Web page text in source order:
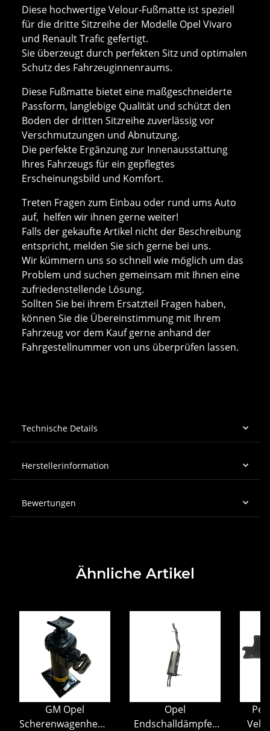
Diese hochwertige Velour-Fußmatte ist speziell
für die dritte Sitzreihe der Modelle Opel Vivaro
und Renault Trafic gefertigt.
Sie überzeugt durch perfekten Sitz und optimalen
Schutz des Fahrzeuginnenraums.
Diese Fußmatte bietet eine maßgeschneiderte
Passform, langlebige Qualität und schützt den
Boden der dritten Sitzreihe zuverlässig vor
Verschmutzungen und Abnutzung.
Die perfekte Ergänzung zur Innenausstattung
Ihres Fahrzeugs für ein gepflegtes
Erscheinungsbild und Komfort.
Treten Fragen zum Einbau oder rund ums Auto
auf, helfen wir ihnen gerne weiter!
Falls der gekaufte Artikel nicht der Beschreibung
entspricht, melden Sie sich gerne bei uns.
Wir kümmern uns so schnell wie möglich um das
Problem und suchen gemeinsam mit Ihnen eine
zufriedenstellende Lösung.
Sollten Sie bei ihrem Ersatzteil Fragen haben,
können Sie die Übereinstimmung mit Ihrem
Fahrzeug vor dem Kauf gerne anhand der
Fahrgestellnummer von uns überprüfen lassen.
Technische Details
Herstellerinformation
Bewertungen
Ähnliche Artikel
GM Opel
Scherenwagenheber
Opel
Endschalldämpfer